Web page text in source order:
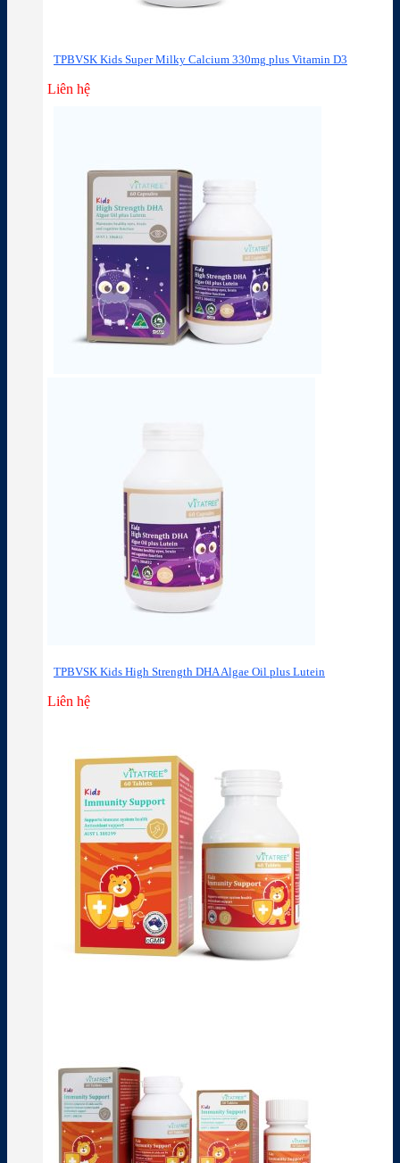
TPBVSK Kids Super Milky Calcium 330mg plus Vitamin D3
Liên hệ
TPBVSK Kids High Strength DHA Algae Oil plus Lutein
Liên hệ